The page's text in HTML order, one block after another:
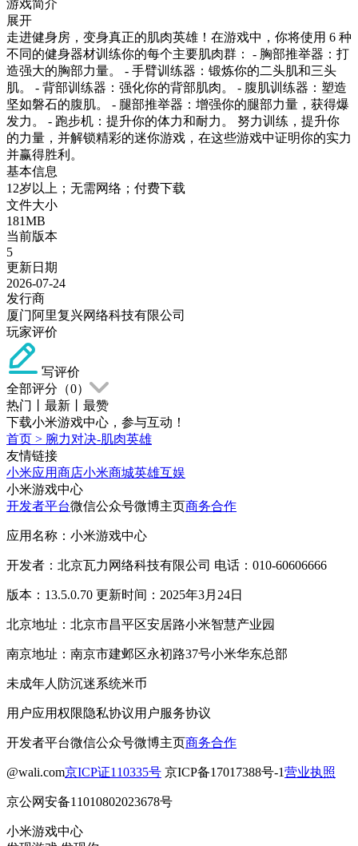
游戏简介
展开
走进健身房，变身真正的肌肉英雄！在游戏中，你将使用 6 种
不同的健身器材训练你的每个主要肌肉群： - 胸部推举器：打
造强大的胸部力量。 - 手臂训练器：锻炼你的二头肌和三头
肌。 - 背部训练器：强化你的背部肌肉。 - 腹肌训练器：塑造
坚如磐石的腹肌。 - 腿部推举器：增强你的腿部力量，获得爆
发力。 - 跑步机：提升你的体力和耐力。 努力训练，提升你
的力量，并解锁精彩的迷你游戏，在这些游戏中证明你的实力
并赢得胜利。
基本信息
12岁以上；无需网络；付费下载
文件大小
181MB
当前版本
5
更新日期
2026-07-24
发行商
厦门阿里复兴网络科技有限公司
玩家评价
写评价
全部评分（0）
热门
最新
最赞
下载小米游戏中心，参与互动！
首页 > 腕力对决-肌肉英雄
友情链接
小米应用商店小米商城英雄互娱
小米游戏中心
开发者平台微信公众号微博主页商务合作
应用名称：小米游戏中心
开发者：北京瓦力网络科技有限公司 电话：010-60606666
版本：13.5.0.70 更新时间：2025年3月24日
北京地址：北京市昌平区安居路小米智慧产业园
南京地址：南京市建邺区永初路37号小米华东总部
未成年人防沉迷系统米币
用户应用权限隐私协议用户服务协议
开发者平台微信公众号微博主页商务合作
@wali.com京ICP证110335号 京ICP备17017388号-1营业执照
京公网安备11010802023678号
小米游戏中心